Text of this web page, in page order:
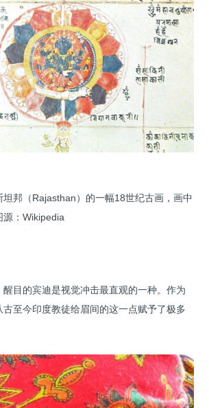
邦（Rajasthan）的一幅18世纪古画，画中
源：Wikipedia
目的宾迪是视觉冲击最直观的一种。作为
古至今印度教徒给眉间的这一点赋予了极多